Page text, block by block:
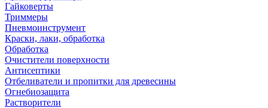
Гайковерты
Триммеры
Пневмоинструмент
Краски, лаки, обработка
Обработка
Очистители поверхности
Антисептики
Отбеливатели и пропитки для древесины
Огнебиозащита
Растворители